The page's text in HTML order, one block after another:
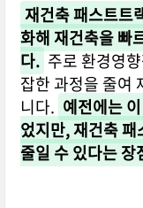
재건축 패스트트
화해 재건축을 빠
다. 주로 환경영
잡한 과정을 줄여
니다. 예전에는
었지만, 재건축
줄일 수 있다는